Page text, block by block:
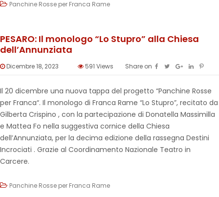
Panchine Rosse per Franca Rame
PESARO: Il monologo “Lo Stupro” alla Chiesa
dell’Annunziata
Dicembre 18, 2023 591 Views Share on
Il 20 dicembre una nuova tappa del progetto “Panchine Rosse
per Franca“. Il monologo di Franca Rame “Lo Stupro”, recitato da
Gilberta Crispino , con la partecipazione di Donatella Massimilla
e Mattea Fo nella suggestiva cornice della Chiesa
dell’Annunziata, per la decima edizione della rassegna Destini
Incrociati . Grazie al Coordinamento Nazionale Teatro in
Carcere.
Panchine Rosse per Franca Rame